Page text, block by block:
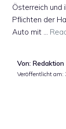
Österreich und
Pflichten der
Auto mit …
Von: Redaktion
Veröffentlicht am: